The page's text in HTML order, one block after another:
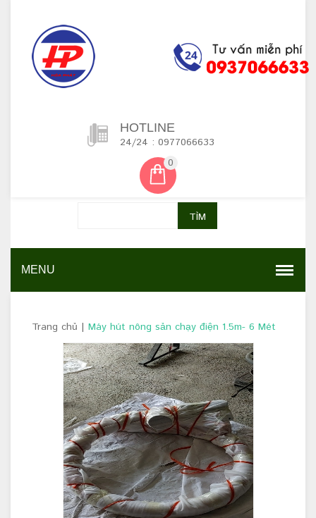
HOTLINE
24/24 : 0977066633
0
TÌM
MENU
Trang chủ | Máy hút nông sản chạy điện 1.5m- 6 Mét